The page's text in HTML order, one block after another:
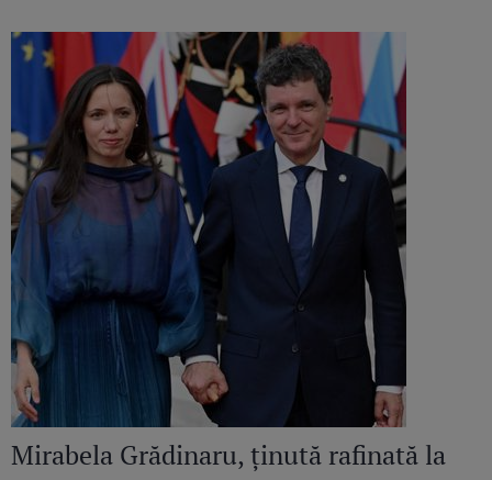
Mirabela Grădinaru, ținută rafinată la